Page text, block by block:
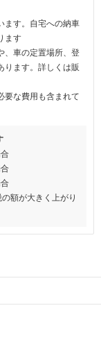
ます。自宅への納車
ます
、車の定置場所、登
ります。詳しくは販
要な費用も含まれて
額が大きく上がり